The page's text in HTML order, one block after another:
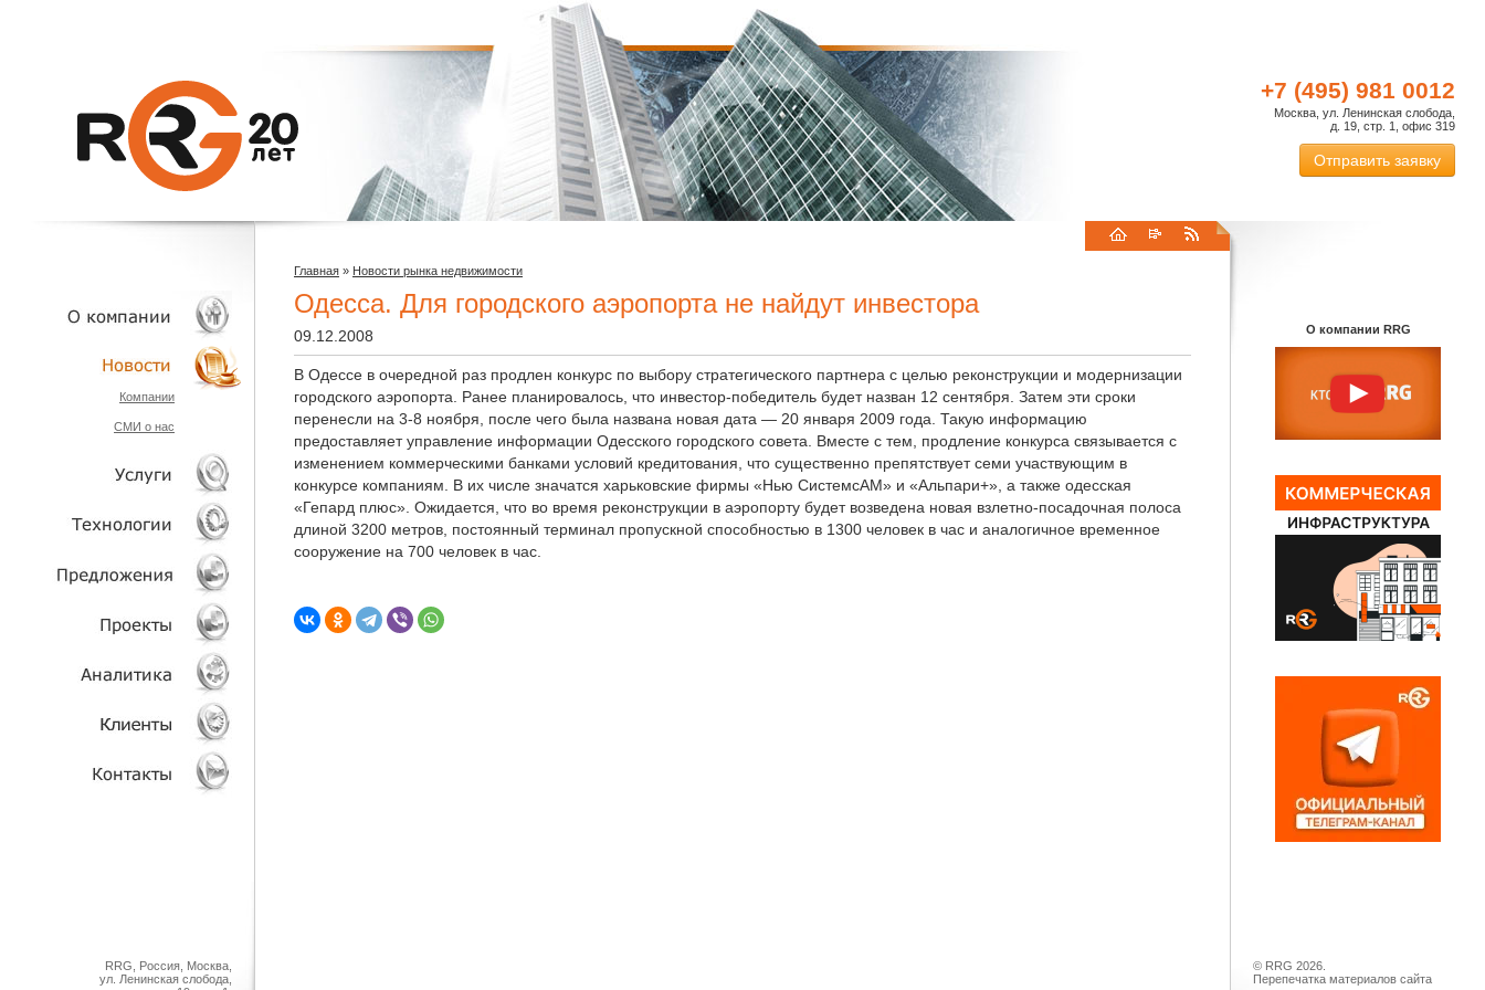
+7 (495) 981 0012
Москва, ул. Ленинская слобода,
д. 19, стр. 1, офис 319
Отправить заявку
О КОМПАНИИ
НОВОСТИ
Компании
СМИ о нас
УСЛУГИ
ТЕХНОЛОГИИ
ОБЪЕКТЫ
ПРОЕКТЫ
АНАЛИТИКА
КЛИЕНТЫ
Главная » Новости рынка недвижимости
Одесса. Для городского аэропорта не найдут инвестора
09.12.2008
В Одессе в очередной раз продлен конкурс по выбору стратегического партнера с целью реконструкции и модернизации
городского аэропорта. Ранее планировалось, что инвестор-победитель будет назван 12 сентября. Затем эти сроки
перенесли на 3-8 ноября, после чего была названа новая дата — 20 января 2009 года. Такую информацию
предоставляет управление информации Одесского городского совета. Вместе с тем, продление конкурса связывается с
изменением коммерческими банками условий кредитования, что существенно препятствует семи участвующим в
конкурсе компаниям. В их числе значатся харьковские фирмы «Нью СистемсАМ» и «Альпари+», а также одесская
«Гепард плюс». Ожидается, что во время реконструкции в аэропорту будет возведена новая взлетно-посадочная полоса
длиной 3200 метров, постоянный терминал пропускной способностью в 1300 человек в час и аналогичное временное
сооружение на 700 человек в час.
О компании RRG
RRG, Россия, Москва,
ул. Ленинская слобода,
© RRG 2026.
Перепечатка материалов сайта